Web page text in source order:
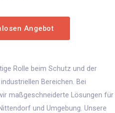
Angebot
Rolle beim Schutz und der
Bereichen. Bei
maßgeschneiderte Lösungen für
und Umgebung. Unsere